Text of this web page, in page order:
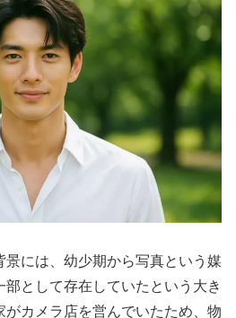
景には、幼少期から写真という媒
として存在していたという大き
がカメラ店を営んでいたため、物